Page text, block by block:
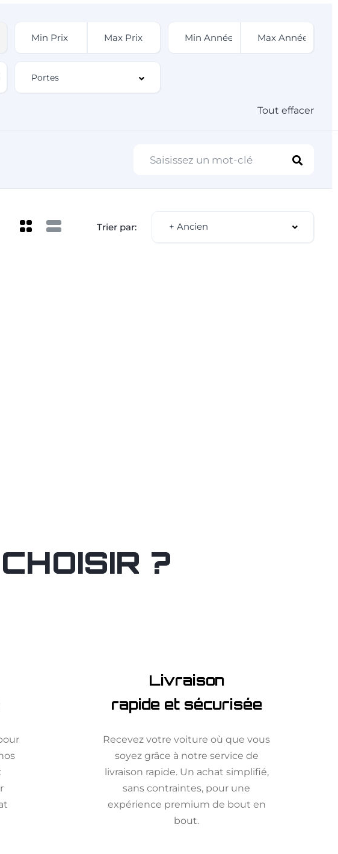
Tout effacer
Trier par: + Ancien
?
Livraison
rapide et sécurisée
Recevez votre voiture où que vous
soyez grâce à notre service de
livraison rapide. Un achat simplifié,
sans contraintes, pour une
expérience premium de bout en
bout.